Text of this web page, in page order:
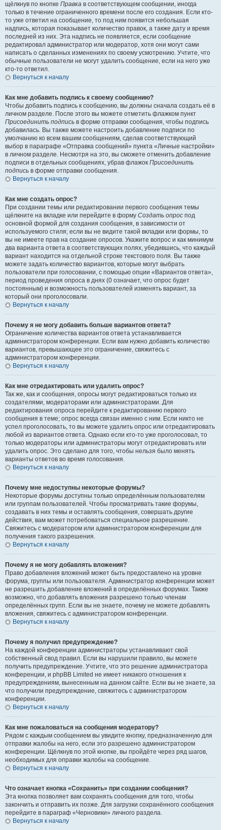
щёлкнув по кнопке Правка в соответствующем сообщении, иногда
только в течение ограниченного времени после его создания. Если кто-
то уже ответил на сообщение, то под ним появится небольшая
надпись, которая показывает количество правок, а также дату и время
последней из них. Эта надпись не появляется, если сообщение
редактировал администратор или модератор, хотя они могут сами
написать о сделанных изменениях по своему усмотрению. Учтите, что
обычные пользователи не могут удалить сообщение, если на него уже
кто-то ответил.
Вернуться к началу
Как мне добавить подпись к своему сообщению?
Чтобы добавить подпись к сообщению, вы должны сначала создать её в
личном разделе. После этого вы можете отметить флажком пункт
Присоединить подпись в форме отправки сообщения, чтобы подпись
добавилась. Вы также можете настроить добавление подписи по
умолчанию ко всем вашим сообщениям, сделав соответствующий
выбор в параграфе «Отправка сообщений» пункта «Личные настройки»
в личном разделе. Несмотря на это, вы сможете отменить добавление
подписи в отдельных сообщениях, убрав флажок Присоединить
подпись в форме отправки сообщения.
Вернуться к началу
Как мне создать опрос?
При создании темы или редактировании первого сообщения темы
щёлкните на вкладке или перейдите в форму Создать опрос под
основной формой для создания сообщения, в зависимости от
используемого стиля; если вы не видите такой вкладки или формы, то
вы не имеете прав на создание опросов. Укажите вопрос и как минимум
два варианта ответа в соответствующих полях, убедившись, что каждый
вариант находится на отдельной строке текстового поля. Вы также
можете задать количество вариантов, которые могут выбрать
пользователи при голосовании, с помощью опции «Вариантов ответа»,
период проведения опроса в днях (0 означает, что опрос будет
постоянным) и возможность пользователей изменять вариант, за
который они проголосовали.
Вернуться к началу
Почему я не могу добавить больше вариантов ответа?
Ограничение количества вариантов ответа устанавливается
администратором конференции. Если вам нужно добавить количество
вариантов, превышающее это ограничение, свяжитесь с
администратором конференции.
Вернуться к началу
Как мне отредактировать или удалить опрос?
Так же, как и сообщения, опросы могут редактироваться только их
создателями, модераторами или администраторами. Для
редактирования опроса перейдите к редактированию первого
сообщения в теме; опрос всегда связан именно с ним. Если никто не
успел проголосовать, то вы можете удалить опрос или отредактировать
любой из вариантов ответа. Однако если кто-то уже проголосовал, то
только модераторы или администраторы могут отредактировать или
удалить опрос. Это сделано для того, чтобы нельзя было менять
варианты ответов во время голосования.
Вернуться к началу
Почему мне недоступны некоторые форумы?
Некоторые форумы доступны только определённым пользователям
или группам пользователей. Чтобы просматривать такие форумы,
создавать в них темы и оставлять сообщения, совершать другие
действия, вам может потребоваться специальное разрешение.
Свяжитесь с модератором или администратором конференции для
получения такого разрешения.
Вернуться к началу
Почему я не могу добавлять вложения?
Право добавления вложений может быть предоставлено на уровне
форума, группы или пользователя. Администратор конференции может
не разрешить добавление вложений в определённых форумах. Также
возможно, что добавлять вложения разрешено только членам
определённых групп. Если вы не знаете, почему не можете добавлять
вложения, свяжитесь с администратором конференции.
Вернуться к началу
Почему я получил предупреждение?
На каждой конференции администраторы устанавливают свой
собственный свод правил. Если вы нарушили правило, вы можете
получить предупреждение. Учтите, что это решение администратора
конференции, и phpBB Limited не имеет никакого отношения к
предупреждениям, вынесенным на данном сайте. Если вы не знаете, за
что получили предупреждение, свяжитесь с администратором
конференции.
Вернуться к началу
Как мне пожаловаться на сообщения модератору?
Рядом с каждым сообщением вы увидите кнопку, предназначенную для
отправки жалобы на него, если это разрешено администратором
конференции. Щёлкнув по этой кнопке, вы пройдёте через ряд шагов,
необходимых для оправки жалобы на сообщение.
Вернуться к началу
Что означает кнопка «Сохранить» при создании сообщения?
Эта кнопка позволяет вам сохранять сообщения для того, чтобы
закончить и отправить их позже. Для загрузки сохранённого сообщения
перейдите в параграф «Черновики» личного раздела.
Вернуться к началу